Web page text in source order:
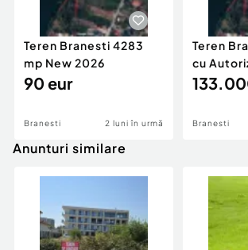
Teren Branesti 4283
mp New 2026
90 eur
Branesti 2 luni în urmă
Teren
cu
P+1E
Branesti
Anunturi similare